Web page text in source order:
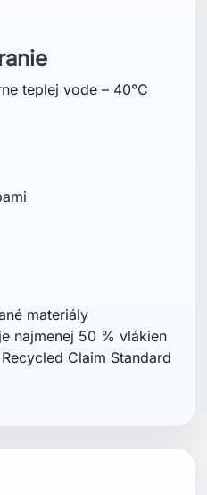
teplej vode – 40°C
materiály
najmenej 50 % vlákien
Claim Standard